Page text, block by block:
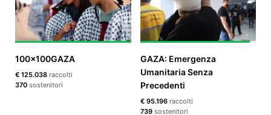
100x100GAZA
€ 125.038 raccolti
370 sostenitori
GAZA: Emergenza
Umanitaria Senza
Precedenti
€ 95.196 raccolti
739 sostenitori